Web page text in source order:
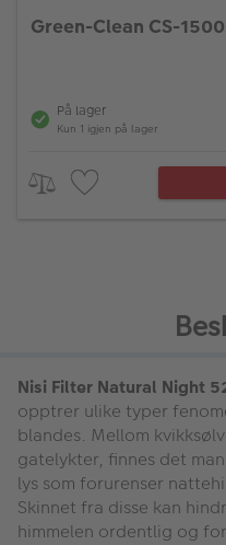
Green-Clean CS-
På lager
Kun 1 igjen på lager
Nisi Filter Natural Night
opptrer ulike typer
blandes. Mellom
gatelykter, finnes det
lys som forurenser
Skinnet fra disse kan
himmelen ordentlig og